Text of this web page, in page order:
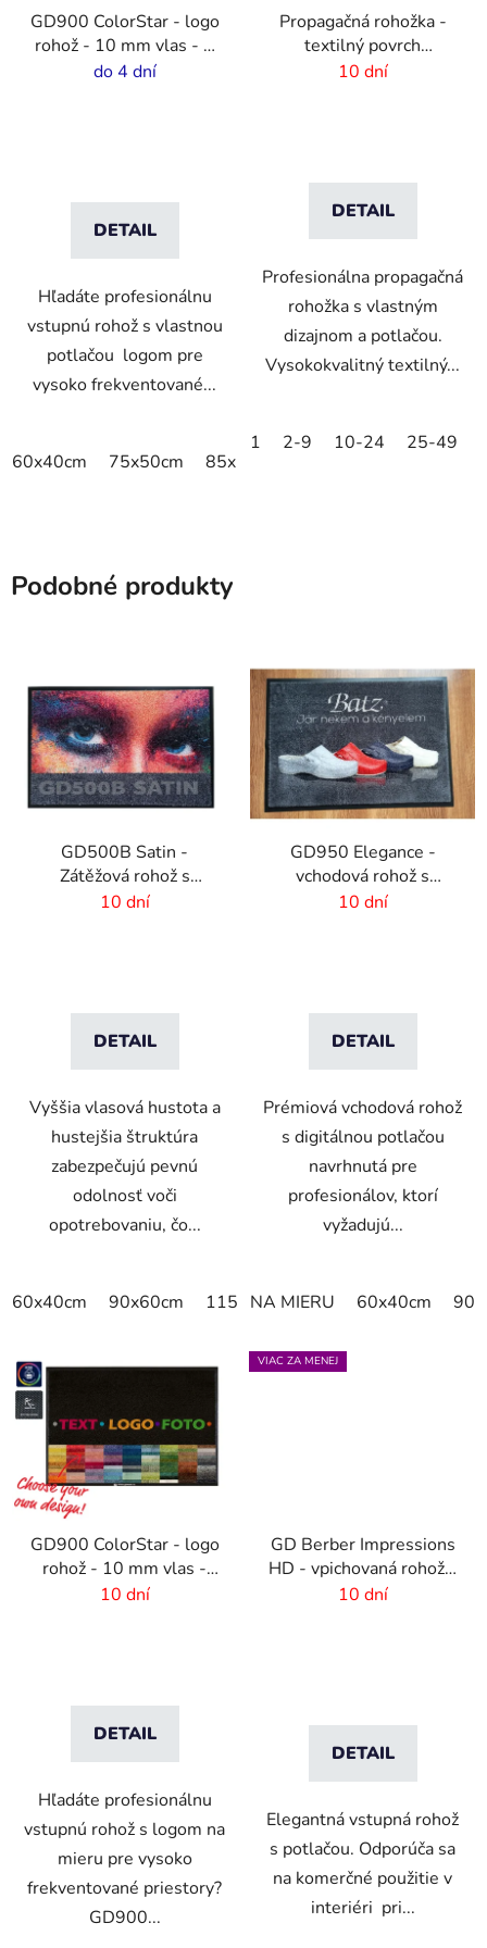
GD900 ColorStar - logo
rohož - 10 mm vlas - 2
cm gumový okraj
do 4 dní
DETAIL
Hľadáte profesionálnu
vstupnú rohož s vlastnou
potlačou logom pre
vysoko frekventované...
60x40cm 75x50cm 85x60cm
Propagačná rohožka -
textilný povrch
-75x50cm
10 dní
DETAIL
Profesionálna propagačná
rohožka s vlastným
dizajnom a potlačou.
Vysokokvalitný textilný...
1 2-9 10-24 25-49
Podobné produkty
GD500B Satin -
Zátěžová rohož s
digitálnou potlačou a
10 dní
DETAIL
Vyššia vlasová hustota a
hustejšia štruktúra
zabezpečujú pevnú
odolnosť voči
opotrebovaniu, čo...
60x40cm 90x60cm 115x115cm 150x100cm
GD950 Elegance -
vchodová rohož s
digitálnou potlačou - 6
10 dní
DETAIL
Prémiová vchodová rohož
s digitálnou potlačou
navrhnutá pre
profesionálov, ktorí
vyžadujú...
NA MIERU 60x40cm
GD900 ColorStar - logo
rohož - 10 mm vlas -
rozmer na mieru
10 dní
DETAIL
Hľadáte profesionálnu
vstupnú rohož s logom na
mieru pre vysoko
frekventované priestory?
GD900...
VIAC ZA MENEJ
GD Berber Impressions
HD - vpichovaná rohož s
logom
10 dní
DETAIL
Elegantná vstupná rohož
s potlačou. Odporúča sa
na komerčné použitie v
interiéri pri...